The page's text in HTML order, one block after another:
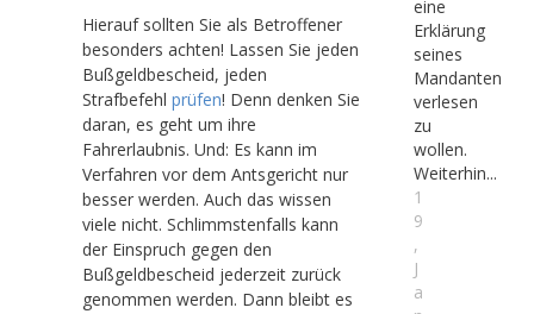
Hierauf sollten Sie als Betroffener
besonders achten! Lassen Sie jeden
Bußgeldbescheid, jeden
Strafbefehl prüfen! Denn denken Sie
daran, es geht um ihre
Fahrerlaubnis. Und: Es kann im
Verfahren vor dem Antsgericht nur
besser werden. Auch das wissen
viele nicht. Schlimmstenfalls kann
der Einspruch gegen den
Bußgeldbescheid jederzeit zurück
genommen werden. Dann bleibt es
eine
Erklärung
seines
Mandanten
verlesen
zu
wollen.
Weiterhin...
1
9
,
J
a